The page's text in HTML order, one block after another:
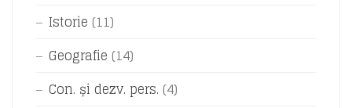
Istorie (11)
Geografie (14)
Con. și dezv. pers. (4)